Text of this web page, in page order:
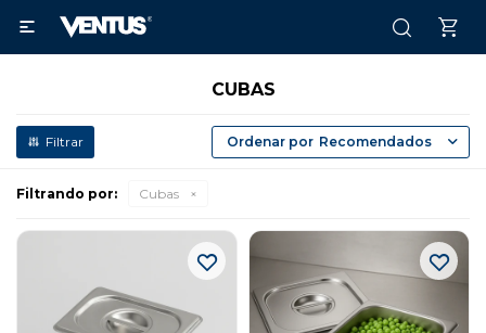

CUBAS
Recomendados
Filtrando por: Cubas